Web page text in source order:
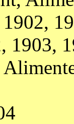
1903,